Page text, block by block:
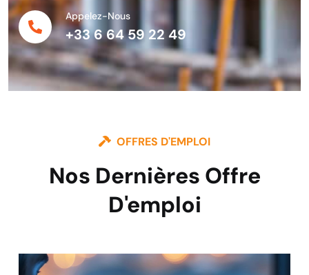
Appelez-Nous
+33 6 64 59 22 49
OFFRES D'EMPLOI
Nos Dernières Offre
D'emploi